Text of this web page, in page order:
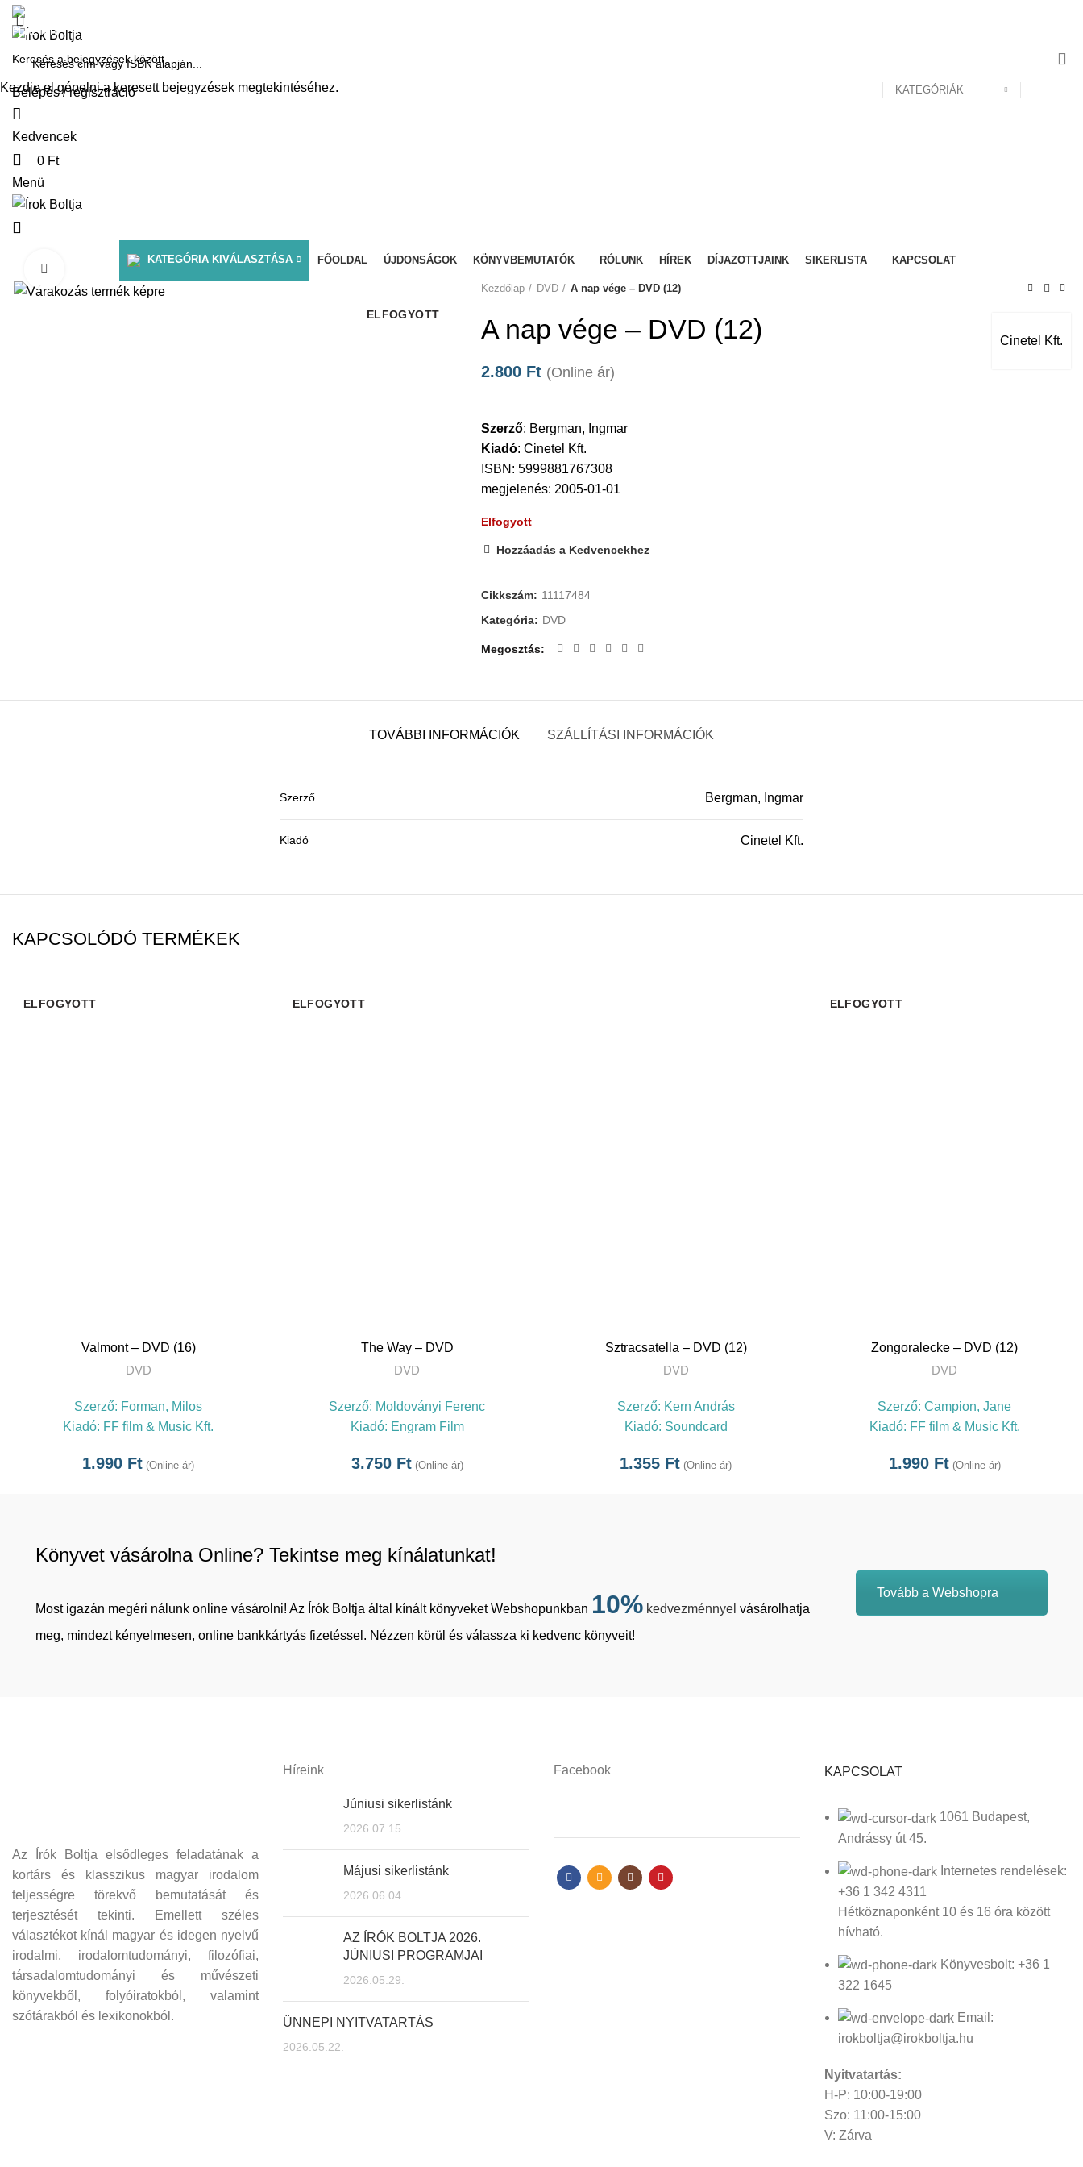
PÉNZTÁR KOSÁR
KATEGÓRIÁK
Belépés / regisztráció
Kedvencek
0 Ft
Menü
KATEGÓRIA KIVÁLASZTÁSA FŐOLDAL ÚJDONSÁGOK KÖNYVBEMUTATÓK RÓLUNK HÍREK DÍJAZOTTJAINK SIKERLISTA KAPCSOLAT
ELFOGYOTT
Click to enlarge
Kezdőlap
DVD A nap vége – DVD (12)
Cinetel Kft.
A nap vége – DVD (12)
2.800 Ft (Online ár)
Szerző: Bergman, Ingmar
Kiadó:Cinetel Kft.
ISBN: 5999881767308
megjelenés: 2005-01-01
Elfogyott
Hozzáadás a Kedvencekhez
Cikkszám: 11117484
Kategória: DVD
Megosztás
TOVÁBBI INFORMÁCIÓK SZÁLLÍTÁSI INFORMÁCIÓK
Szerző Bergman, Ingmar
Kiadó Cinetel Kft.
KAPCSOLÓDÓ TERMÉKEK
ELFOGYOTT
TOVÁBB
Valmont – DVD (16)
DVD
Szerző: Forman, Milos
Kiadó: FF film & Music Kft.
1.990 Ft (Online ár)
ELFOGYOTT
TOVÁBB
The Way – DVD
DVD
Szerző: Moldoványi Ferenc
Kiadó: Engram Film
3.750 Ft (Online ár)
Sztracsatella – DVD (12)
DVD
Szerző: Kern András
Kiadó: Soundcard
1.355 Ft (Online ár)
ELFOGYOTT
TOVÁBB
Zongoralecke – DVD (12)
DVD
Szerző:Campion, Jane
Kiadó: FF film & Music Kft.
1.990 Ft (Online ár)
Könyvet vásárolna Online? Tekintse meg kínálatunkat!
Most igazán megéri nálunk online vásárolni! Az Írók Boltja által kínált könyveket Webshopunkban 10% kedvezménnyel vásárolhatja
meg, mindezt kényelmesen, online bankkártyás fizetéssel. Nézzen körül és válassza ki kedvenc könyveit!
Tovább a Webshopra
Az Írók Boltja elsődleges feladatának a
kortárs és klasszikus magyar irodalom
teljességre törekvő bemutatását és
terjesztését tekinti. Emellett széles
választékot kínál magyar és idegen nyelvű
irodalmi, irodalomtudományi, filozófiai,
társadalomtudományi és művészeti
könyvekből, folyóiratokból, valamint
szótárakból és lexikonokból.
Híreink
Júniusi sikerlistánk
2026.07.15.
Májusi sikerlistánk
2026.06.04.
AZ ÍRÓK BOLTJA 2026.
JÚNIUSI PROGRAMJAI
2026.05.29.
ÜNNEPI NYITVATARTÁS
2026.05.22.
Facebook KAPCSOLAT
1061 Budapest,
Andrássy út 45.
Internetes rendelések:
+36 1 342 4311
Hétköznaponként 10 és 16 óra között
hívható.
Könyvesbolt: +36 1
322 1645
Email:
irokboltja@irokboltja.hu
Nyitvatartás:
H-P: 10:00-19:00
Szo: 11:00-15:00
V: Zárva
Kezdje el gépelni a keresett bejegyzések megtekintéséhez.